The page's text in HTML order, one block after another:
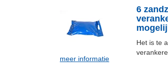
meer informatie
6
Het is te